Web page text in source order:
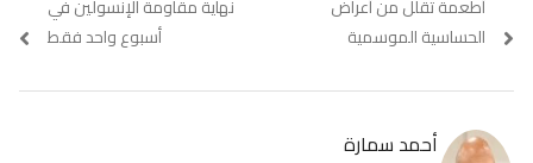
المقالات
post:
أطعمة تقلل من أعراض
الحساسية الموسمية
نهاية مقاومة الإنسولين في
أسبوع واحد فقط
أحمد سمارة